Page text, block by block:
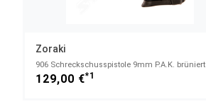
Zoraki
906 Schreckschusspistole 9mm P.A.K. brüniert
129,00 €*1